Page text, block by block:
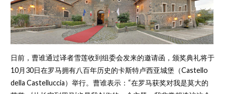
日前，曹谁通过译者雪莲收到组委会发来的邀请函，颁奖典礼将于
10月30日在罗马拥有八百年历史的卡斯特卢西亚城堡（Castello
della Castelluccia）举行。曹谁表示：“在罗马获奖对我是莫大的